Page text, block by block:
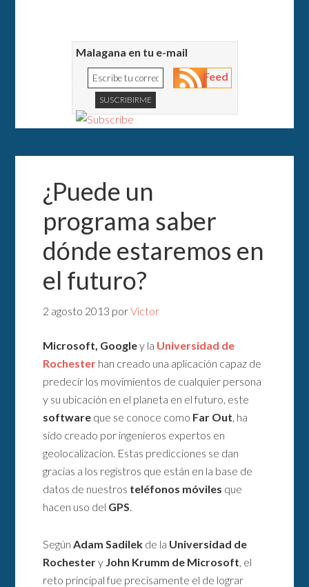
Malagana en tu e-mail
Feed
¿Puede un
programa saber
dónde estaremos en
el futuro?
2 agosto 2013 porVictor
Microsoft, Googley la Universidad de
Rochester han creado una aplicación capaz de
predecir los movimientos de cualquier persona
y su ubicación en el planeta en el futuro, este
software que se conoce como Far Out, ha
sido creado por ingenieros expertos en
geolocalizacion. Estas predicciones se dan
gracias a los registros que están en la base de
datos de nuestros teléfonos móviles que
hacen uso del GPS.
Según Adam Sadilek de la Universidad de
Rochestery John Krumm de Microsoft, el
reto principal fue precisamente el de lograr